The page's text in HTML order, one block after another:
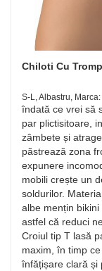
Chiloti Cu
S-L, Albastru,
îndată ce vrei să
par plictisitoare,
zâmbete și
păstrează zona
expunere
mobili crește un
soldurilor.
albe mențin
astfel că reduci
Croiul tip T lasă
maxim, în timp
înfățișare clară și